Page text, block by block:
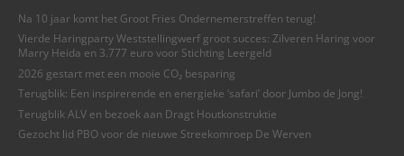
Na 10 jaar komt het Groot Fries Ondernemerstreffen terug!
Vierde Haringparty Weststellingwerf groot succes: Zilveren Haring voor
Marry Heida en 3.777 euro voor Stichting Leergeld
2026 gestart met een mooie CO₂ besparing
Terugblik: Een inspirerende en energieke ‘safari’ door Jumbo de Jong!
Terugblik ALV en bezoek aan Dragt Houtkonstruktie
Gezocht lid PBO voor de nieuwe Streekomroep De Werven